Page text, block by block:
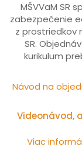
MŠVVaM SR
zabezpečenie
z prostriedkov
SR.
kurikulum
Návod na
Videonávod,
Viac